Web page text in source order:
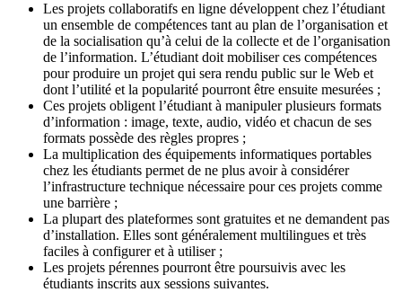
Les projets collaboratifs en ligne développent chez l’étudiant
un ensemble de compétences tant au plan de l’organisation et
de la socialisation qu’à celui de la collecte et de l’organisation
de l’information. L’étudiant doit mobiliser ces compétences
pour produire un projet qui sera rendu public sur le Web et
dont l’utilité et la popularité pourront être ensuite mesurées ;
Ces projets obligent l’étudiant à manipuler plusieurs formats
d’information : image, texte, audio, vidéo et chacun de ses
formats possède des règles propres ;
La multiplication des équipements informatiques portables
chez les étudiants permet de ne plus avoir à considérer
l’infrastructure technique nécessaire pour ces projets comme
une barrière ;
La plupart des plateformes sont gratuites et ne demandent pas
d’installation. Elles sont généralement multilingues et très
faciles à configurer et à utiliser ;
Les projets pérennes pourront être poursuivis avec les
étudiants inscrits aux sessions suivantes.